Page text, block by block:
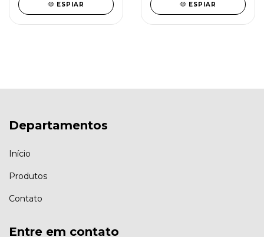
ESPIAR ESPIAR
Departamentos
Início
Produtos
Contato
Entre em contato